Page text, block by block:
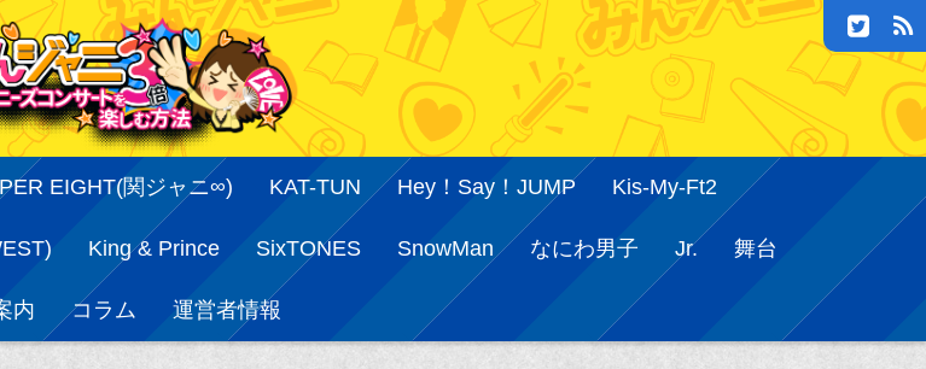
EIGHT(関ジャニ∞) KAT-TUN Hey！Say！JUMP Kis-My-Ft2
King & Prince SixTONES SnowMan なにわ男子 Jr. 舞台
内 コラム 運営者情報